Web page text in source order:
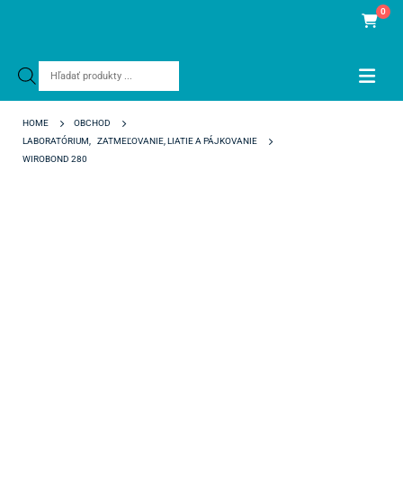
Products
0
HOME
OBCHOD
LABORATÓRIUM
ZATMEĽOVANIE, LIATIE A PÁJKOVANIE
WIROBOND 280